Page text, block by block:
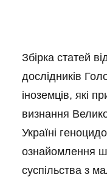
Збірка статей
дослідників
іноземців, які
визнання
Україні
ознайомлення
суспільства з